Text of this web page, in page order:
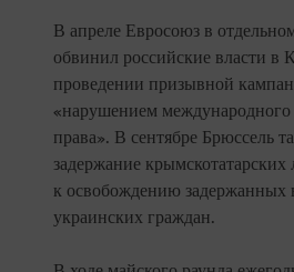
В апреле Евросоюз в
обвинил российские власти в
проведении призывной
«нарушением международного
права». В сентябре Брюссель
задержание крымскотатарских
к освобождению
украинских граждан.